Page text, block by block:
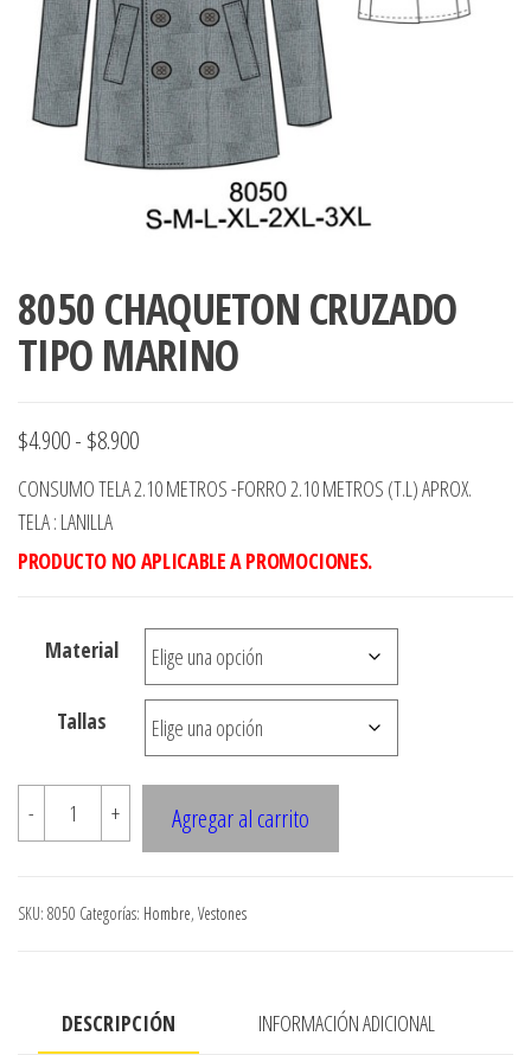
accumark ,
ropa,
Graduaciones,
Gerber,
8050 CHAQUETON CRUZADO
TIPO MARINO
$4.900- $8.900Rango
de
desde
hasta
$8.900
CONSUMO TELA 2.10 METROS -FORRO 2.10 METROS (T.L) APROX.
TELA : LANILLA
PRODUCTO NO APLICABLE A PROMOCIONES.
Material
Tallas
-
8050
CHAQUETON
TIPO
MARINO
+ Agregar al carrito
SKU: 8050 Categorías: Hombre, Vestones
DESCRIPCIÓN INFORMACIÓN ADICIONAL